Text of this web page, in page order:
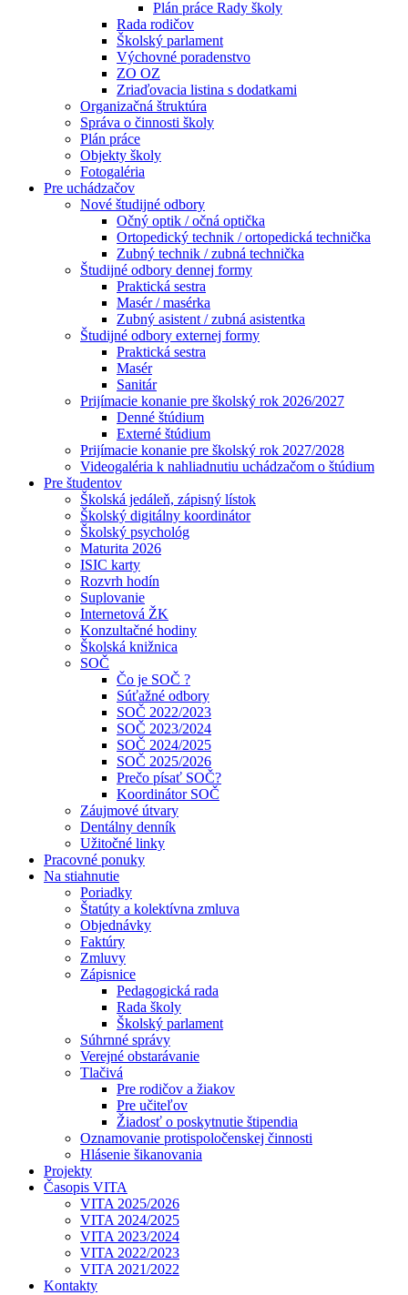
Plán práce Rady školy
Rada rodičov
Školský parlament
Výchovné poradenstvo
ZO OZ
Zriaďovacia listina s dodatkami
Organizačná štruktúra
Správa o činnosti školy
Plán práce
Objekty školy
Fotogaléria
Pre uchádzačov
Nové študijné odbory
Očný optik / očná optička
Ortopedický technik / ortopedická technička
Zubný technik / zubná technička
Študijné odbory dennej formy
Praktická sestra
Masér / masérka
Zubný asistent / zubná asistentka
Študijné odbory externej formy
Praktická sestra
Masér
Sanitár
Prijímacie konanie pre školský rok 2026/2027
Denné štúdium
Externé štúdium
Prijímacie konanie pre školský rok 2027/2028
Videogaléria k nahliadnutiu uchádzačom o štúdium
Pre študentov
Školská jedáleň, zápisný lístok
Školský digitálny koordinátor
Školský psychológ
Maturita 2026
ISIC karty
Rozvrh hodín
Suplovanie
Internetová ŽK
Konzultačné hodiny
Školská knižnica
SOČ
Čo je SOČ ?
Súťažné odbory
SOČ 2022/2023
SOČ 2023/2024
SOČ 2024/2025
SOČ 2025/2026
Prečo písať SOČ?
Koordinátor SOČ
Záujmové útvary
Dentálny denník
Užitočné linky
Pracovné ponuky
Na stiahnutie
Poriadky
Štatúty a kolektívna zmluva
Objednávky
Faktúry
Zmluvy
Zápisnice
Pedagogická rada
Rada školy
Školský parlament
Súhrnné správy
Verejné obstarávanie
Tlačivá
Pre rodičov a žiakov
Pre učiteľov
Žiadosť o poskytnutie štipendia
Oznamovanie protispoločenskej činnosti
Hlásenie šikanovania
Projekty
Časopis VITA
VITA 2025/2026
VITA 2024/2025
VITA 2023/2024
VITA 2022/2023
VITA 2021/2022
Kontakty